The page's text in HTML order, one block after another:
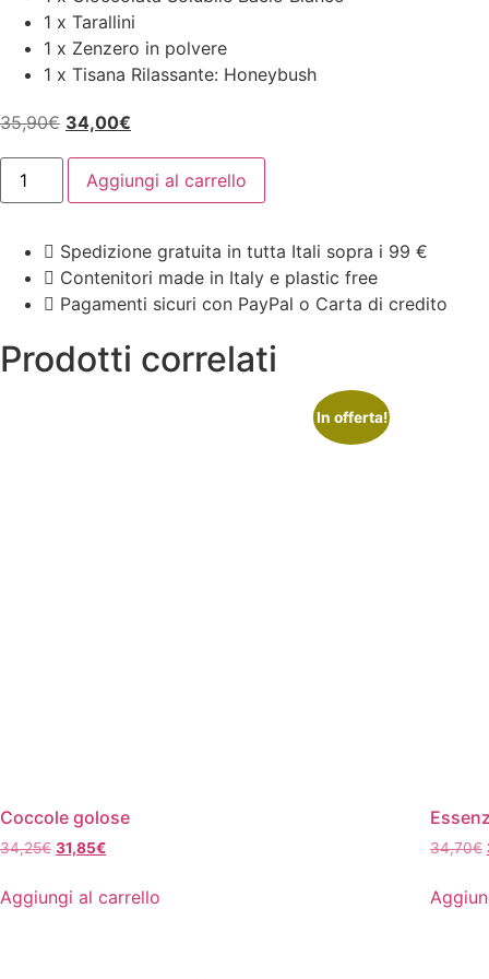
1 x Tarallini
1 x Zenzero in polvere
1 x Tisana Rilassante: Honeybush
35,90€ Il
originale
era:
34,00€
attuale
è:
Relax
after
work
Aggiungi al carrello
Spedizione gratuita in tutta Itali sopra i 99 €
Contenitori made in Italy e plastic free
Pagamenti sicuri con PayPal o Carta di credito
Prodotti correlati
In offerta!
Coccole golose
34,25€ Il
originale
era:
31,85€Il
attuale
Aggiungi al carrello
34,70€